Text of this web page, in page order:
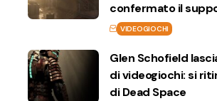
confermato il
VIDEOGIOCHI
Glen Schofield
di videogiochi: si
di Dead Space